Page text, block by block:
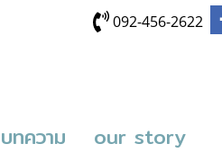
092-456-2622
บทความ our story